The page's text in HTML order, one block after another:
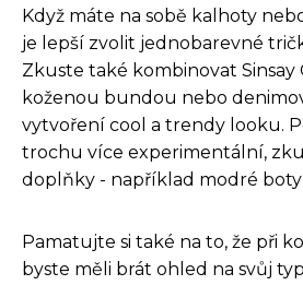
Když máte na sobě kalhoty
je lepší zvolit jednobarevné
Zkuste také kombinovat Sinsay
koženou bundou nebo
vytvoření cool a trendy looku.
trochu více experimentální,
doplňky - například modré
Pamatujte si také na to, že při
byste měli brát ohled na svůj